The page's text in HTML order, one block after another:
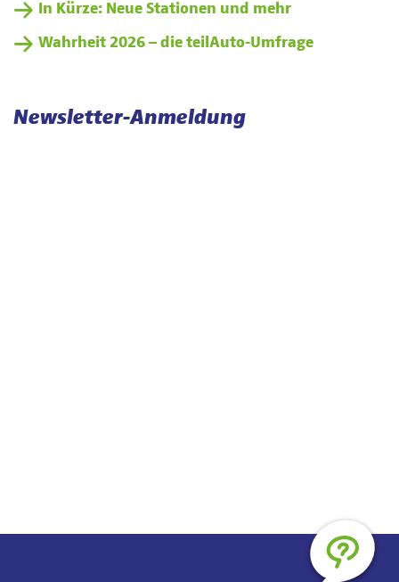
In Kürze: Neue Stationen und mehr
Wahrheit 2026 – die teilAuto-Umfrage
Newsletter-Anmeldung